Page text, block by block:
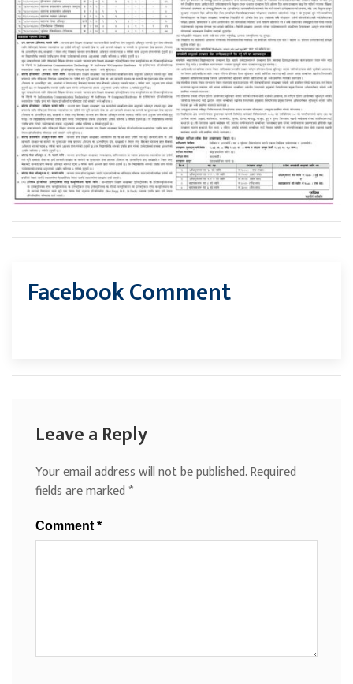
Facebook Comment
Leave a Reply
Your email address will not be published.Required
fields are marked*
Comment *